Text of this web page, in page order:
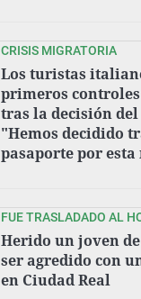
CRISIS MIGRATORIA
Los turistas
primeros
tras la decisión
"Hemos decidido
pasaporte por esta
FUE TRASLADADO AL
Herido un joven
ser agredido con
en Ciudad Real